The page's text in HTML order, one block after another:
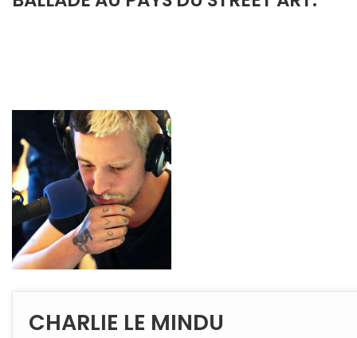
CHARLIE LE MINDU